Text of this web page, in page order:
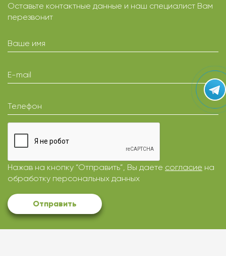
Оставьте контактные данные и наш специалист Вам
перезвонит
Ваше имя
E-mail
Телефон
Нажав на кнопку “Отправить”, Вы даете согласие на
обработку персональных данных
Отправить